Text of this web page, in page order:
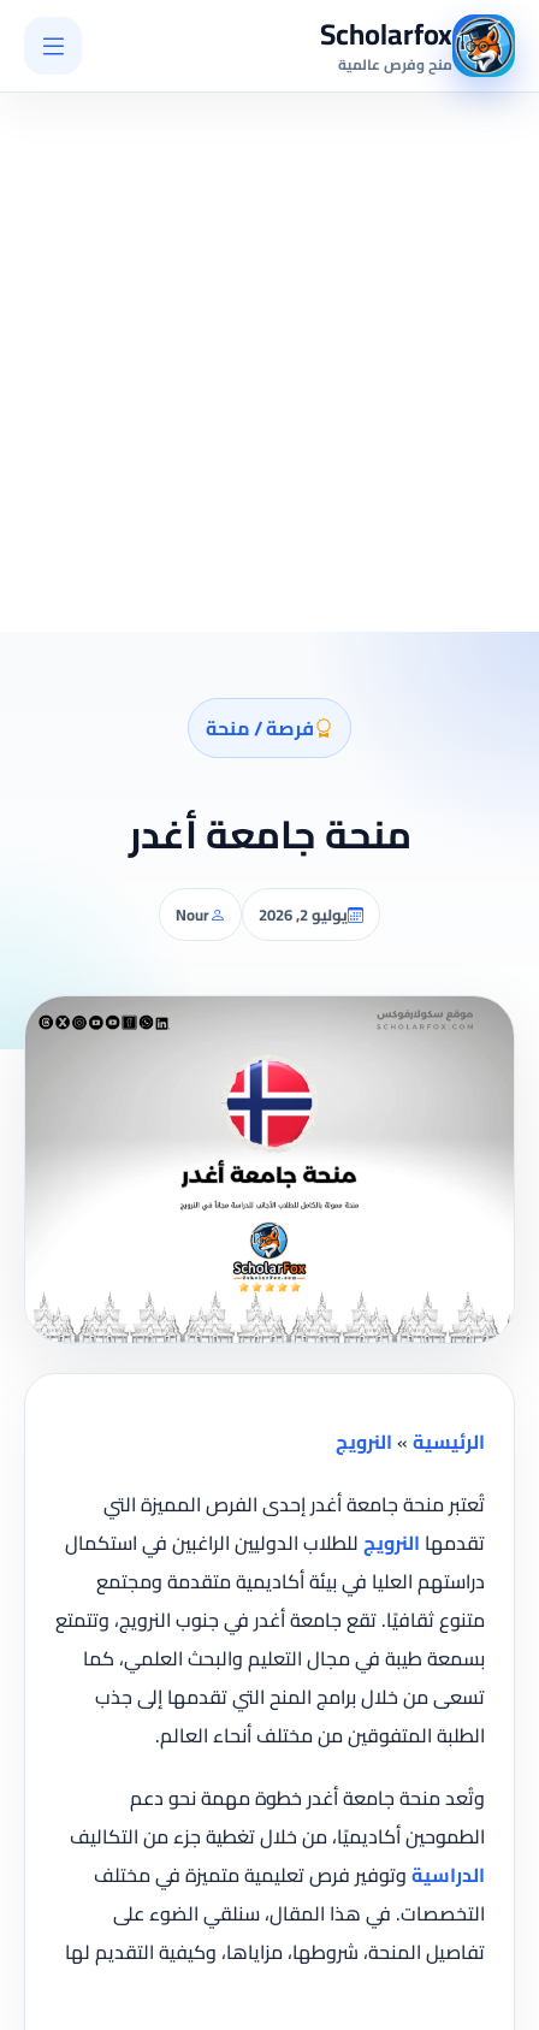
Scholarfox
منح وفرص عالمية
فرصة / منحة
منحة جامعة أغدر
يوليو 2, 2026 Nour
الرئيسية»النرويج
تُعتبر منحة جامعة أغدر إحدى الفرص المميزة التي
تقدمها النرويجللطلاب الدوليين الراغبين في استكمال
دراستهم العليا في بيئة أكاديمية متقدمة ومجتمع
متنوع ثقافيًا. تقع جامعة أغدر في جنوب النرويج، وتتمتع
بسمعة طيبة في مجال التعليم والبحث العلمي، كما
تسعى من خلال برامج المنح التي تقدمها إلى جذب
الطلبة المتفوقين من مختلف أنحاء العالم.
وتُعد منحة جامعة أغدر خطوة مهمة نحو دعم
الطموحين أكاديميًا، من خلال تغطية جزء من التكاليف
الدراسيةوتوفير فرص تعليمية متميزة في مختلف
التخصصات. في هذا المقال، سنلقي الضوء على
تفاصيل المنحة، شروطها، مزاياها، وكيفية التقديم لها